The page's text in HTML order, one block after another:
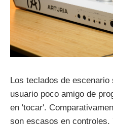
Los teclados de escenario
usuario poco amigo de
en 'tocar'.
son escasos en controles.